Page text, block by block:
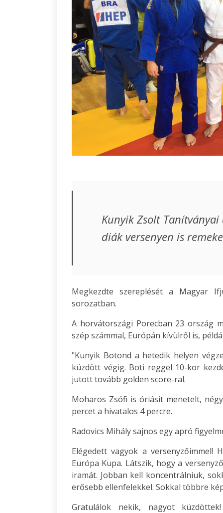
Kunyik Zsolt
diák versenyen is
Megkezdte szereplését a Magyar
sorozatban.
A horvátországi Porecban 23 ország
szép számmal, Európán kívülről is,
"Kunyik Botond a hetedik helyen
küzdött végig. Boti reggel 10-kor
jutott tovább golden score-ral.
Moharos Zsófi is óriásit menetelt,
percet a hivatalos 4 percre.
Radovics Mihály sajnos egy apró
Elégedett vagyok a
Európa Kupa. Látszik, hogy a
iramát. Jobban kell koncentrálniuk,
erősebb ellenfelekkel. Sokkal többre
Gratulálok nekik, nagyot